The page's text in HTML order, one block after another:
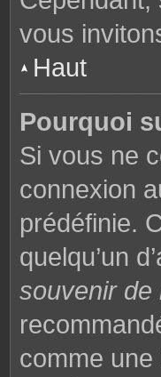
vous
Haut
Pourquoi
Si vous ne
connexion
prédéfinie.
quelqu’un
souvenir de
comme une